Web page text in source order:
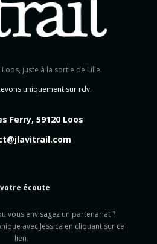
Loos, juste à la sortie de Lille.
uniquement sur rdv.
Ferry, 59120 Loos
écoute
vous envisagez un partenariat ?
avec Jessica en cliquant sur ce
lien.